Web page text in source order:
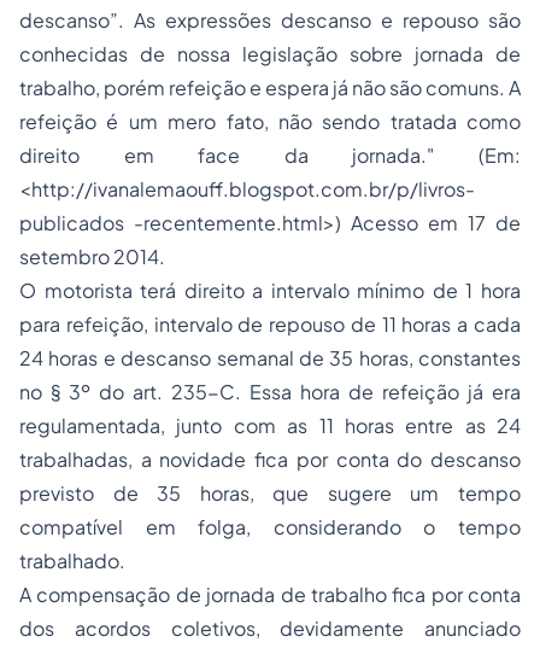
descanso”. As expressões descanso e repouso são
conhecidas de nossa legislação sobre jornada de
trabalho, porém refeição e espera já não são comuns. A
refeição é um mero fato, não sendo tratada como
direito em face da jornada." (Em:
<http://ivanalemaouff.blogspot.com.br/p/livros-
publicados -recentemente.html>) Acesso em 17 de
setembro 2014.
O motorista terá direito a intervalo mínimo de 1 hora
para refeição, intervalo de repouso de 11 horas a cada
24 horas e descanso semanal de 35 horas, constantes
no § 3º do art. 235-C. Essa hora de refeição já era
regulamentada, junto com as 11 horas entre as 24
trabalhadas, a novidade fica por conta do descanso
previsto de 35 horas, que sugere um tempo
compatível em folga, considerando o tempo
trabalhado.
A compensação de jornada de trabalhofica por conta
dos acordos coletivos, devidamente anunciado